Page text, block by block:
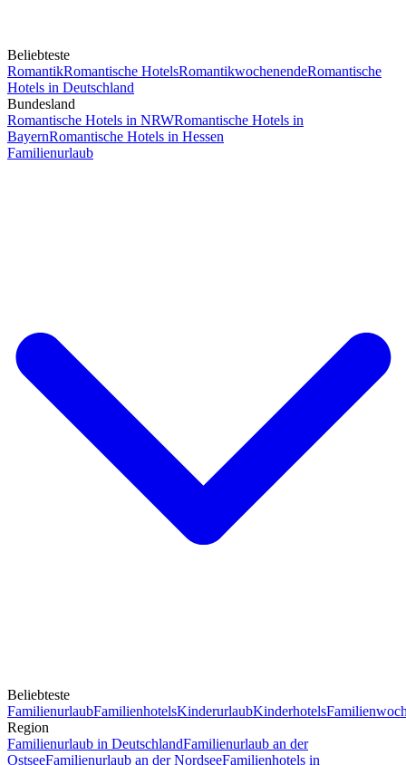
Beliebteste
RomantikRomantische HotelsRomantikwochenendeRomantische
Hotels in Deutschland
Bundesland
Romantische Hotels in NRWRomantische Hotels in
BayernRomantische Hotels in Hessen
Familienurlaub
Beliebteste
FamilienurlaubFamilienhotelsKinderurlaubKinderhotels
Region
Familienurlaub in DeutschlandFamilienurlaub an der
OstseeFamilienurlaub an der NordseeFamilienhotels in